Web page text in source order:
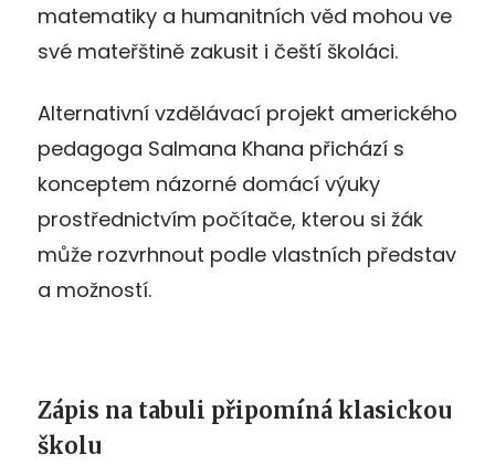
matematiky a humanitních věd mohou ve
své mateřštině zakusit i čeští školáci.
Alternativní vzdělávací projekt amerického
pedagoga Salmana Khana přichází s
konceptem názorné domácí výuky
prostřednictvím počítače, kterou si žák
může rozvrhnout podle vlastních představ
a možností.
Zápis na tabuli připomíná klasickou
školu